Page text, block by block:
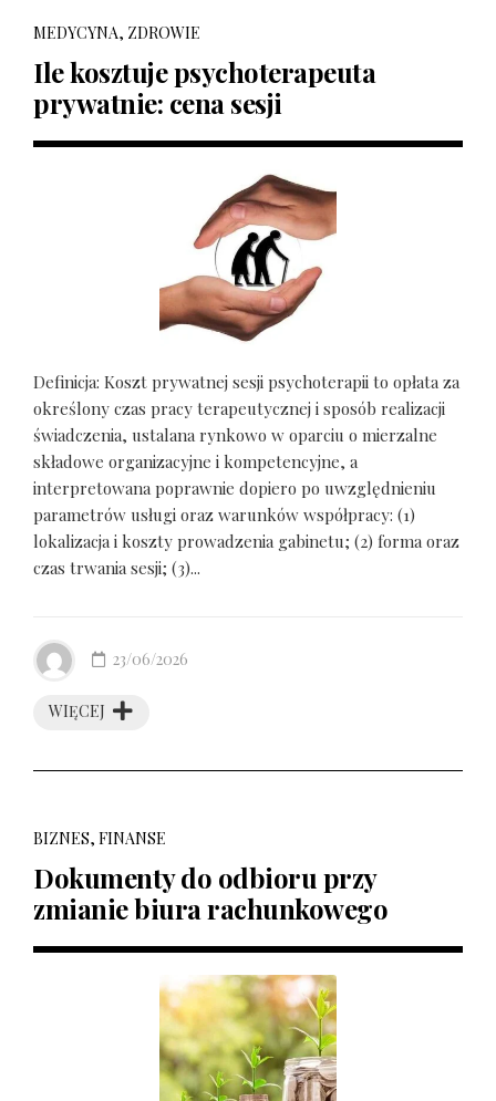
MEDYCYNA, ZDROWIE
Ile kosztuje psychoterapeuta
prywatnie: cena sesji
Definicja: Koszt prywatnej sesji psychoterapii to opłata za
określony czas pracy terapeutycznej i sposób realizacji
świadczenia, ustalana rynkowo w oparciu o mierzalne
składowe organizacyjne i kompetencyjne, a
interpretowana poprawnie dopiero po uwzględnieniu
parametrów usługi oraz warunków współpracy: (1)
lokalizacja i koszty prowadzenia gabinetu; (2) forma oraz
czas trwania sesji; (3)...
WIĘCEJ
23/06/2026
BIZNES, FINANSE
Dokumenty do odbioru przy
zmianie biura rachunkowego